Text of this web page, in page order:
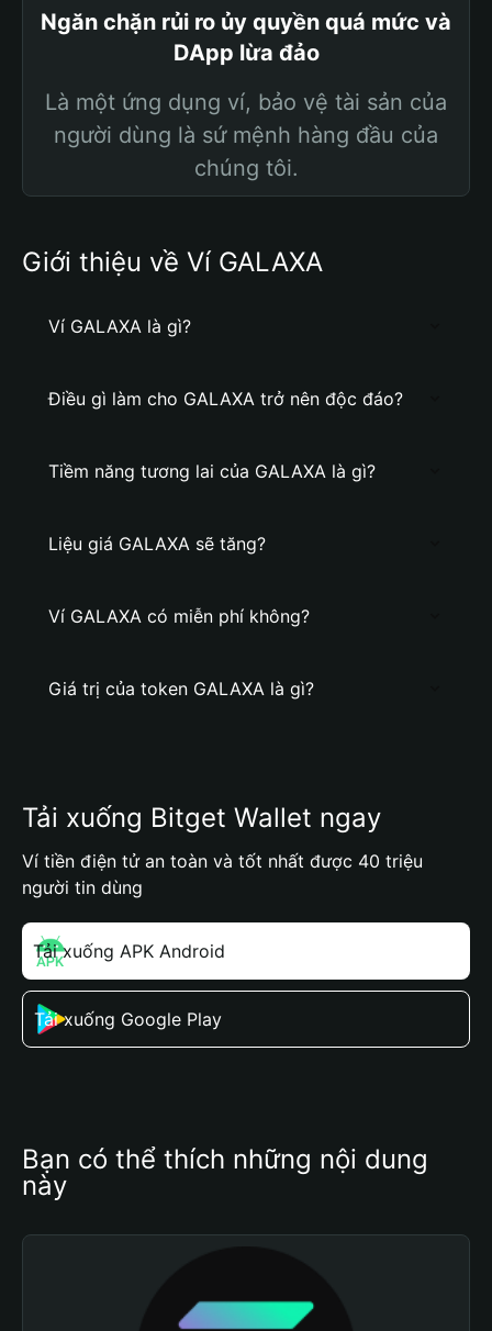
Ngăn chặn rủi ro ủy quyền quá mức và
DApp lừa đảo
Là một ứng dụng ví, bảo vệ tài sản của
người dùng là sứ mệnh hàng đầu của
chúng tôi.
Giới thiệu về Ví GALAXA
Ví GALAXA là gì?
Điều gì làm cho GALAXA trở nên độc đáo?
Tiềm năng tương lai của GALAXA là gì?
Liệu giá GALAXA sẽ tăng?
Ví GALAXA có miễn phí không?
Giá trị của token GALAXA là gì?
Tải xuống Bitget Wallet ngay
Ví tiền điện tử an toàn và tốt nhất được 40 triệu
người tin dùng
Tải xuống APK Android
Tải xuống Google Play
Bạn có thể thích những nội dung
này